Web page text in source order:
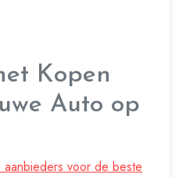
Kopen
Auto op
voor de beste